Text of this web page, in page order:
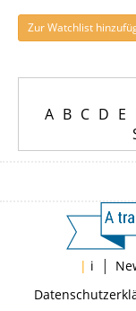
Zur Watchlist
A B C D E
| i |